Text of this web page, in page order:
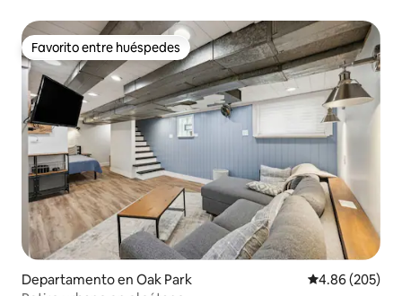
Favorito entre huéspedes
Favorito entre huéspedes
Departamento en Oak Park Calificación
4.86 (205)